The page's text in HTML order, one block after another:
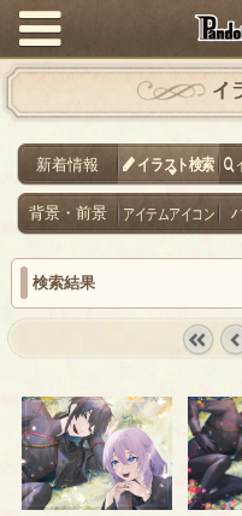
イ
新着情報 イラスト検索
背景・前景 アイテムアイコン
検索結果